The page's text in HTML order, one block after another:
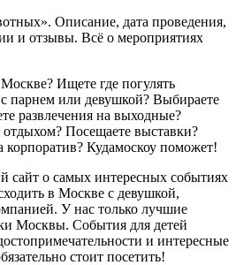
Описание, дата проведения,
и отзывы. Всё о мероприятиях
Ищете где погулять
с парнем или девушкой? Выбираете
развлечения на выходные?
Посещаете выставки?
корпоратив? Кудамоскоу поможет!
сайт о самых интересных событиях
в Москве с девушкой,
У нас только лучшие
Москвы. События для детей
и интересные
стоит посетить!